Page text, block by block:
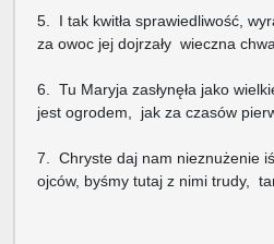
5. I tak kwitła sprawiedliwość,
za owoc jej dojrzały wieczna
6. Tu Maryja zasłynęła jako
jest ogrodem, jak za czasów
7. Chryste daj nam nieznużenie
ojców, byśmy tutaj z nimi trudy,